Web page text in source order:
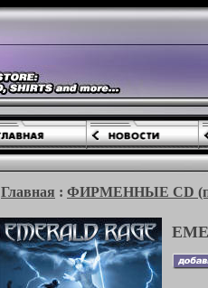
Главная : ФИРМЕННЫЕ CD